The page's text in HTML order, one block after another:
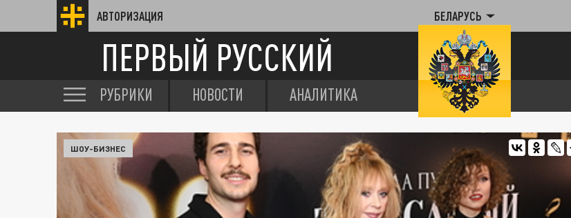
АВТОРИЗАЦИЯ БЕЛАРУСЬ
ПЕРВЫЙ РУССКИЙ
РУБРИКИ НОВОСТИ АНАЛИТИКА
ШОУ-БИЗНЕС